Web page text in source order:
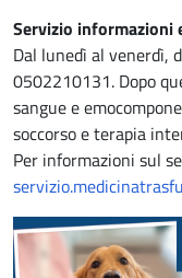
Servizio informazioni
Dal lunedì al venerdì,
0502210131. Dopo
sangue e
soccorso e terapia
Per informazioni sul